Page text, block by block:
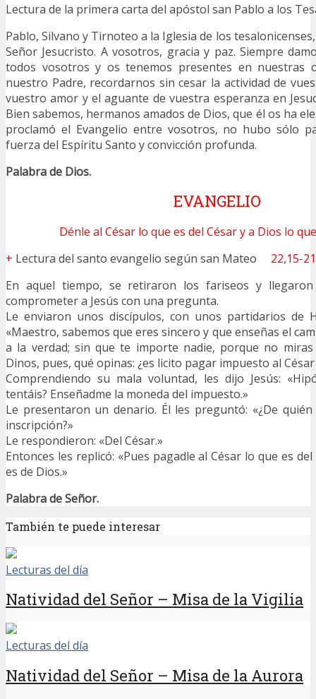
Lectura de la primera carta del apóstol san Pablo a los
Pablo, Silvano y Tirnoteo a la Iglesia de los
Señor Jesucristo. A vosotros, gracia y paz. Siempre
todos vosotros y os tenemos presentes en nuestras
nuestro Padre, recordarnos sin cesar la actividad de
vuestro amor y el aguante de vuestra esperanza en
Bien sabemos, hermanos amados de Dios, que él os ha
proclamó el Evangelio entre vosotros, no hubo sólo
fuerza del Espíritu Santo y convicción profunda.
Palabra de Dios.
EVANGELIO
Dénle al César lo que es del César y a Dios lo
+ Lectura del santo evangelio según san Mateo
22,15-21
En aquel tiempo, se retiraron los fariseos y
comprometer a Jesús con una pregunta.
Le enviaron unos discípulos, con unos partidarios de
«Maestro, sabemos que eres sincero y que enseñas el
a la verdad; sin que te importe nadie, porque no
Dinos, pues, qué opinas: ¿es licito pagar impuesto al
Comprendiendo su mala voluntad, les dijo Jesús:
tentáis? Enseñadme la moneda del impuesto.»
Le presentaron un denario. Él les preguntó: «¿De
inscripción?»
Le respondieron: «Del César.»
Entonces les replicó: «Pues pagadle al César lo que es
es de Dios.»
Palabra de Señor.
También te puede interesar
Lecturas del día
Natividad del Señor – Misa de la Vigilia
Lecturas del día
Natividad del Señor – Misa de la Aurora